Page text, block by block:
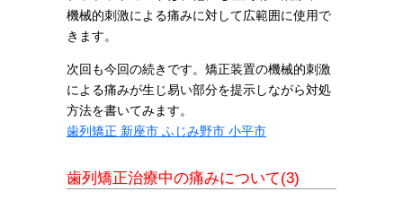
機械的刺激による痛みに対して広範囲に使用で
きます。
次回も今回の続きです。矯正装置の機械的刺激
による痛みが生じ易い部分を提示しながら対処
方法を書いてみます。
歯列矯正 新座市 ふじみ野市 小平市
歯列矯正治療中の痛みについて(3)